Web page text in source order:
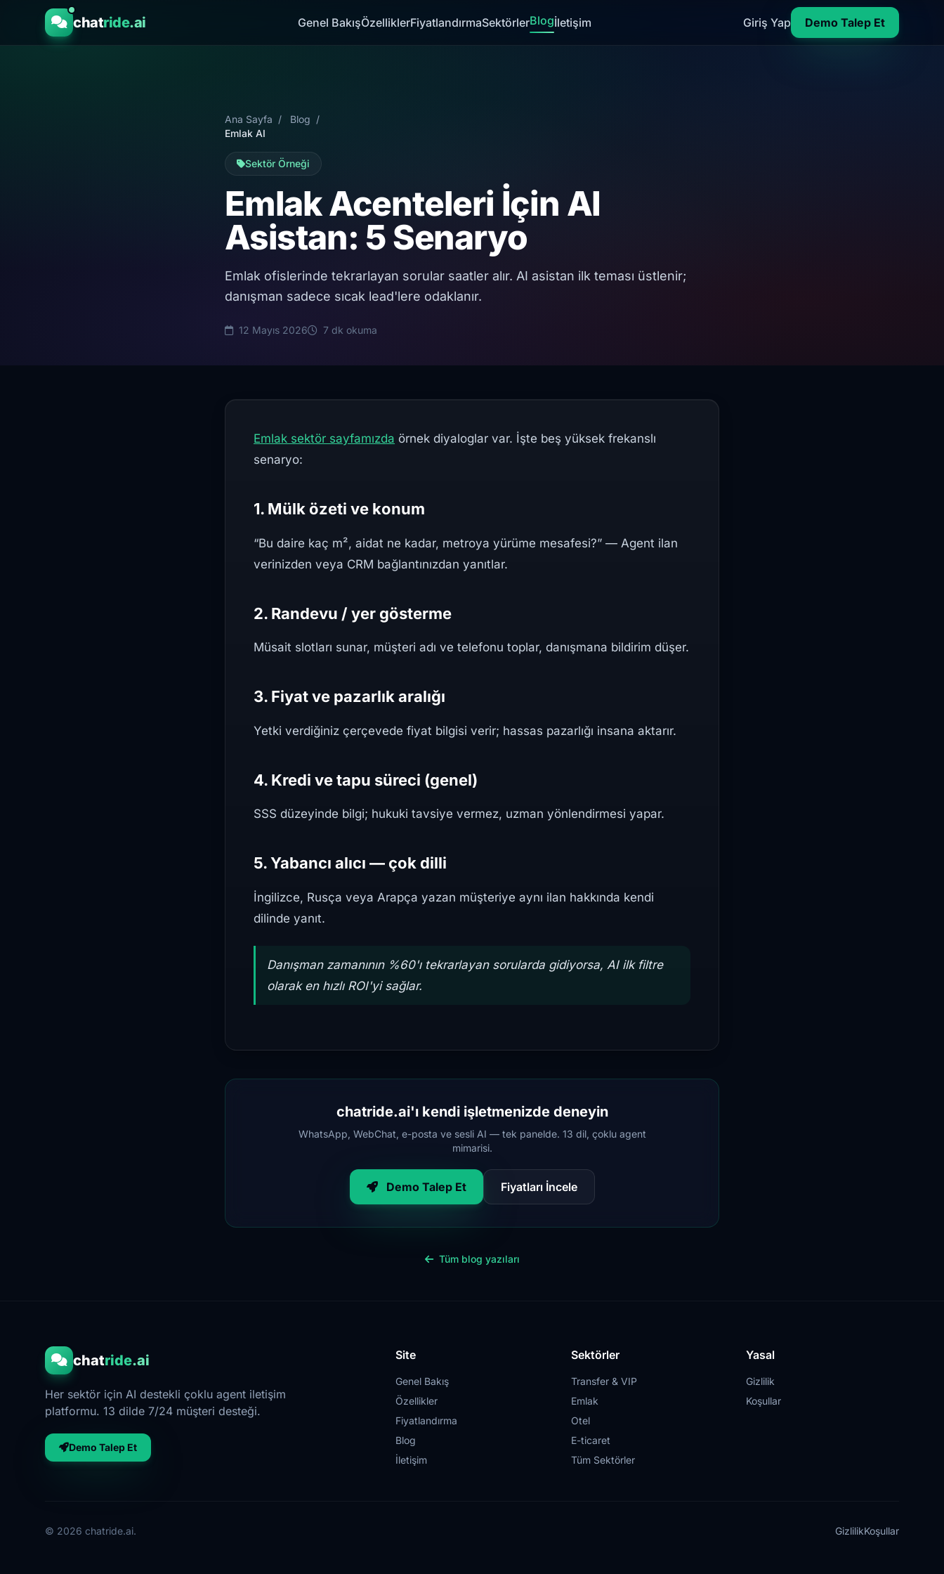
chatride.ai Genel BakışÖzelliklerFiyatlandırmaSektörlerBlogİletişim Giriş Yap Demo Talep Et
Ana Sayfa / Blog /
Emlak AI
Sektör Örneği
Emlak Acenteleri İçin AI
Asistan: 5 Senaryo
Emlak ofislerinde tekrarlayan sorular saatler alır. AI asistan ilk teması üstlenir;
danışman sadece sıcak lead'lere odaklanır.
12 Mayıs 2026 7 dk okuma
Emlak sektör sayfamızda örnek diyaloglar var. İşte beş yüksek frekanslı
senaryo:
1. Mülk özeti ve konum
“Bu daire kaç m², aidat ne kadar, metroya yürüme mesafesi?” — Agent ilan
verinizden veya CRM bağlantınızdan yanıtlar.
2. Randevu / yer gösterme
Müsait slotları sunar, müşteri adı ve telefonu toplar, danışmana bildirim düşer.
3. Fiyat ve pazarlık aralığı
Yetki verdiğiniz çerçevede fiyat bilgisi verir; hassas pazarlığı insana aktarır.
4. Kredi ve tapu süreci (genel)
SSS düzeyinde bilgi; hukuki tavsiye vermez, uzman yönlendirmesi yapar.
5. Yabancı alıcı — çok dilli
İngilizce, Rusça veya Arapça yazan müşteriye aynı ilan hakkında kendi
dilinde yanıt.
Danışman zamanının %60'ı tekrarlayan sorularda gidiyorsa, AI ilk filtre
olarak en hızlı ROI'yi sağlar.
chatride.ai'ı kendi işletmenizde deneyin
WhatsApp, WebChat, e-posta ve sesli AI — tek panelde. 13 dil, çoklu agent
mimarisi.
Demo Talep Et Fiyatları İncele
Tüm blog yazıları
chatride.ai
Her sektör için AI destekli çoklu agent iletişim
platformu. 13 dilde 7/24 müşteri desteği.
Demo Talep Et
Site
Genel Bakış
Özellikler
Fiyatlandırma
Blog
İletişim
Sektörler
Transfer & VIP
Emlak
Otel
E-ticaret
Tüm Sektörler
Yasal
Gizlilik
Koşullar
© 2026 chatride.ai. GizlilikKoşullar